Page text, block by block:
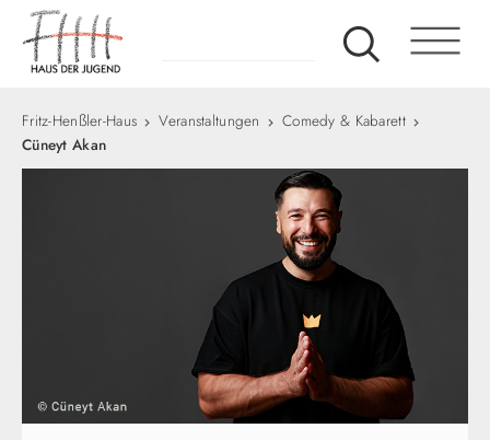
Fritz-Henßler-Haus Veranstaltungen
Comedy & Kabarett
Cüneyt Akan